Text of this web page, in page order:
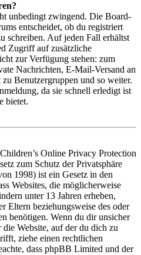
unbedingt zwingend. Die Board-
entscheidet, ob du registriert
schreiben. Auf jeden Fall erhältst
Zugriff auf zusätzliche
zur Verfügung stehen: zum
Nachrichten, E-Mail-Versand an
Benutzergruppen und so weiter.
da sie schnell erledigt ist
bietet.
Online Privacy Protection
zum Schutz der Privatsphäre
1998) ist ein Gesetz in den
Websites, die möglicherweise
unter 13 Jahren erheben,
Eltern beziehungsweise des oder
benötigen. Wenn du dir unsicher
Website, auf der du dich zu
ziehe einen rechtlichen
dass phpBB Limited und der